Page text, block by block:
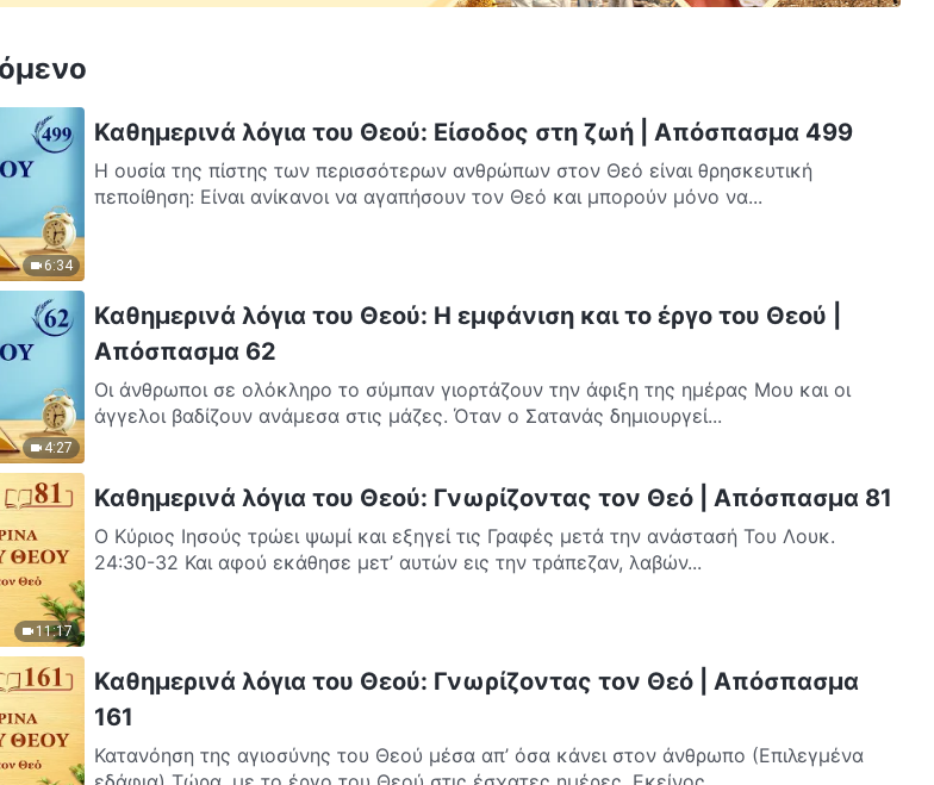
6:34
Καθημερινά λόγια του Θεού: Είσοδος στη ζωή | Απόσπασμα 499
Η ουσία της πίστης των περισσότερων ανθρώπων στον Θεό είναι θρησκευτική
πεποίθηση: Είναι ανίκανοι να αγαπήσουν τον Θεό και μπορούν μόνο να...
4:27
Καθημερινά λόγια του Θεού: Η εμφάνιση και το έργο του Θεού |
Απόσπασμα 62
Οι άνθρωποι σε ολόκληρο το σύμπαν γιορτάζουν την άφιξη της ημέρας Μου και οι
άγγελοι βαδίζουν ανάμεσα στις μάζες. Όταν ο Σατανάς δημιουργεί...
11:17
Καθημερινά λόγια του Θεού: Γνωρίζοντας τον Θεό | Απόσπασμα 81
Ο Κύριος Ιησούς τρώει ψωμί και εξηγεί τις Γραφές μετά την ανάστασή Του Λουκ.
24:30-32 Και αφού εκάθησε μετ’ αυτών εις την τράπεζαν, λαβών...
Καθημερινά λόγια του Θεού: Γνωρίζοντας τον Θεό | Απόσπασμα
161
Κατανόηση της αγιοσύνης του Θεού μέσα απ’ όσα κάνει στον άνθρωπο (Επιλεγμένα